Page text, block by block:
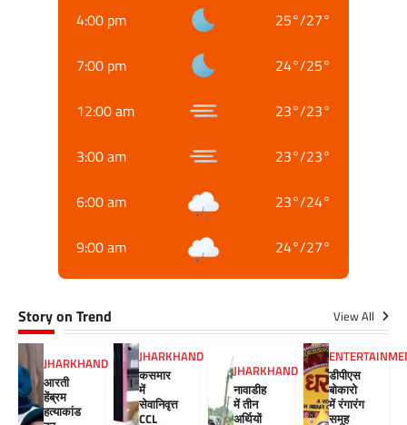
4:00 pm 25°/27°
7:00 pm 24°/25°
12:00 am 23°/23°
3:00 am 23°/23°
6:00 am 23°/24°
9:00 am 24°/27°
Story on Trend View All
JHARKHAND
आरती
हेंब्रम
हत्याकांड
JHARKHAND
कसमार
में
सेवानिवृत्त
CCL
JHARKHAND
नावाडीह
में तीन
अर्थियों
डीपीएस
बोकारो
में रंगारंग
समूह